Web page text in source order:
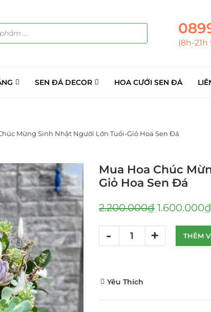
(8h-
SEN ĐÁ DECOR HOA CƯỚI SEN ĐÁ
Mừng Sinh Nhật Người Lớn Tuổi-Giỏ Hoa Sen Đá
Mua Hoa Chúc
Giỏ Hoa Sen Đá
2.200.000₫ 1.600.000₫
THÊM
Yêu Thích